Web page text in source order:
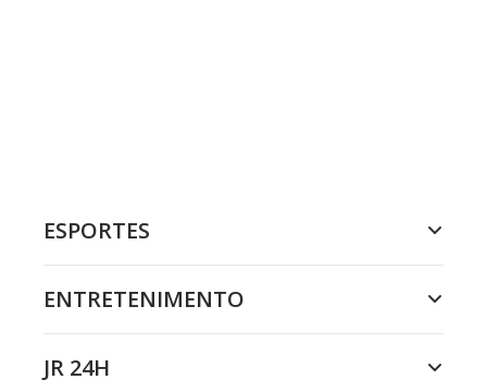
ESPORTES
ENTRETENIMENTO
JR 24H